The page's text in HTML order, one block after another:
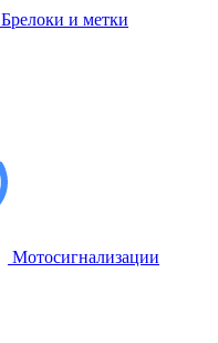
Брелоки и метки
Мотосигнализации